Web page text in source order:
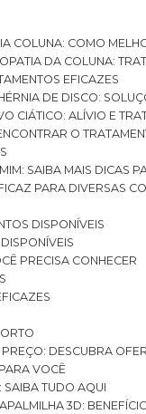
COLUNA: COMO
DA COLUNA:
EFICAZES
HÉRNIA DE DISCO:
CIÁTICO: ALÍVIO E
O
MIM: SAIBA MAIS DICAS
PARA DIVERSAS
DISPONÍVEIS
PRECISA CONHECER
PREÇO: DESCUBRA
VOCÊ
SAIBA TUDO AQUI
PALMILHA 3D: